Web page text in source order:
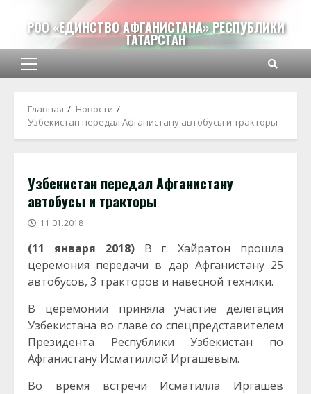
содержимому
РОО «ЕДИНСТВО АФГАНИСТАНА» РЕСПУБЛИКИ
ТАТАРСТАН
Основное
Главная
Новости
Узбекистан передал Афганистану автобусы и тракторы
Узбекистан передал Афганистану
автобусы и тракторы
11.01.2018
(11 января 2018)В г. Хайратон прошла
церемония передачи в дар Афганистану 25
автобусов, 3 тракторов и навесной техники.
В церемонии приняла участие делегация
Узбекистана во главе со спецпредставителем
Президента Республики Узбекистан по
Афганистану Исматиллой Иргашевым.
Во время встречи Исматилла Иргашев